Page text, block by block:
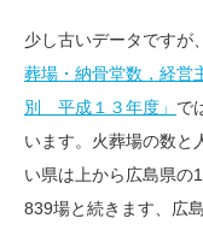
少し古いデータですが、
葬場・納骨堂数，経営
別 平成１３年度」 で
います。火葬場の数と
い県は上から広島県の
839場と続きます、広